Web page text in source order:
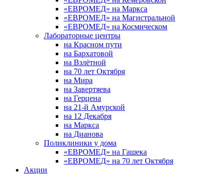
«ЕВРОМЕД» на Маркса
«ЕВРОМЕД» на Магистральной
«ЕВРОМЕД» на Космическом
Лабораторные центры
на Красном пути
на Бархатовой
на Взлётной
на 70 лет Октября
на Мира
на Завертяева
на Герцена
на 21-й Амурской
на 12 Декабря
на Маркса
на Дианова
Поликлиники у дома
«ЕВРОМЕД» на Гашека
«ЕВРОМЕД» на 70 лет Октября
Акции